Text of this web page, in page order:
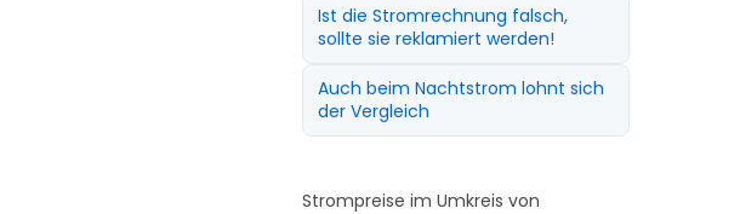
Ist die Stromrechnung falsch,
sollte sie reklamiert werden!
Auch beim Nachtstrom lohnt sich
der Vergleich
Strompreise im Umkreis von